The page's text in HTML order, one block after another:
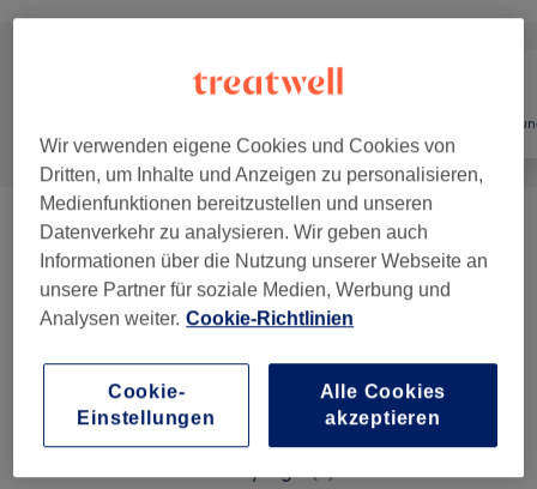
Bestseller & Angebote (2) ab 48 €
VIP Services (z.B. Für Hochzeiten) ( 2) ab 35 €
Haarschnitte Und Bart Rasur ab 30 €
Wir verwenden eigene Cookies und Cookies von
Dritten, um Inhalte und Anzeigen zu personalisieren,
Medienfunktionen bereitzustellen und unseren
Datenverkehr zu analysieren. Wir geben auch
Informationen über die Nutzung unserer Webseite an
unsere Partner für soziale Medien, Werbung und
Analysen weiter. Cookie-Richtlinien
Cookie-
Einstellungen
Alle Cookies
akzeptieren